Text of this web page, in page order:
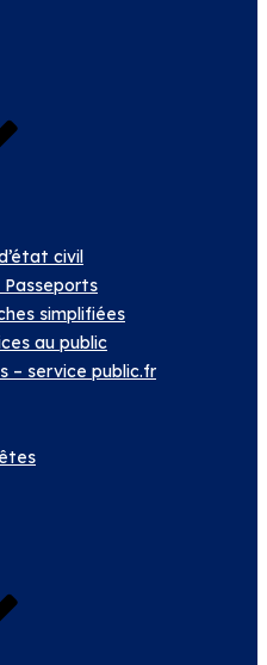
civil
simplifiées
au public
– service public.fr